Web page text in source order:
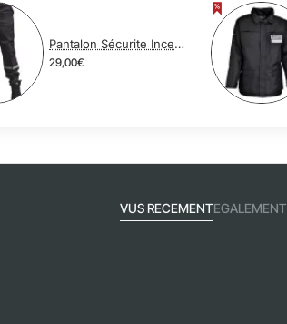
Pantalon Sécurite Incendie SPF1 Polycoton Noir
29,00€
VUS RECEMENTEGALEMENT